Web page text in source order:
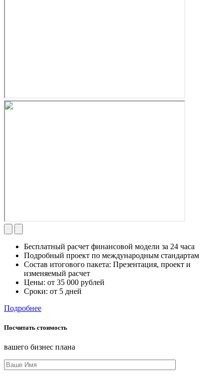
Бесплатный расчет финансовой модели за 24 часа
Подробный проект по международным стандартам
Состав итогового пакета: Презентация, проект и
изменяемый расчет
Цены: от 35 000 рублей
Сроки: от 5 дней
Подробнее
Посчитать стоимость
вашего бизнес плана